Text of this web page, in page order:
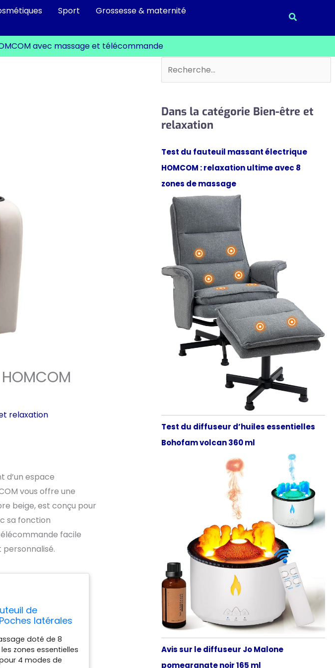
Sport
Grossesse & maternité
avec massage et télécommande
relaxation
d’un espace
vous offre une
beige, est conçu pour
sa fonction
facile
de
latérales
doté de 8
zones essentielles
4 modes de
Rechercher
Dans la catégorie Bien-être et
relaxation
Test du fauteuil massant électrique
HOMCOM : relaxation ultime avec 8
zones de massage
Test du diffuseur d’huiles essentielles
Bohofam volcan 360 ml
Avis sur le diffuseur Jo Malone
pomegranate noir 165 ml